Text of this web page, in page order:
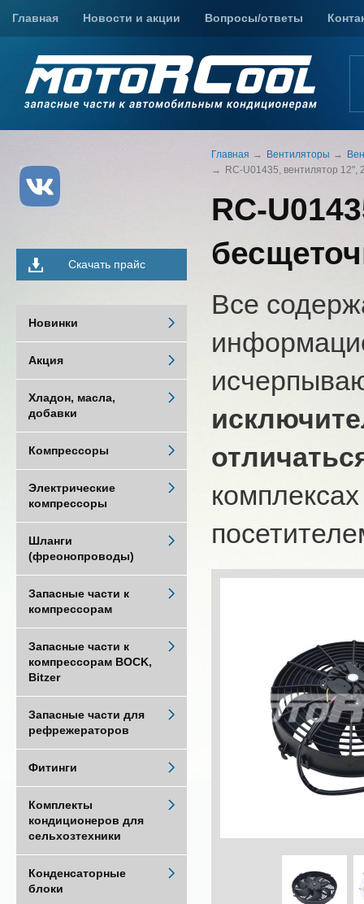
Главная Новости и акции Вопросы/ответы
Главная Вентиляторы
RC-U01435, вентилятор 12",
RC-
Все
Скачать прайс
Новинки
Акция
Хладон, масла,
добавки
Компрессоры
Электрические
компрессоры
Шланги
(фреонопроводы)
Запасные части к
компрессорам
Запасные части к
компрессорам BOCK,
Bitzer
Запасные части для
рефрежераторов
Фитинги
Комплекты
кондиционеров для
сельхозтехники
Конденсаторные
блоки